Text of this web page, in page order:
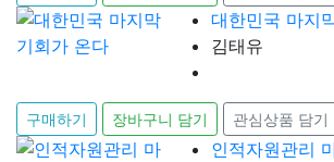
대한민국 마지
김태유
구매하기 장바구니 담기 관심상품 담기
인적자원관리